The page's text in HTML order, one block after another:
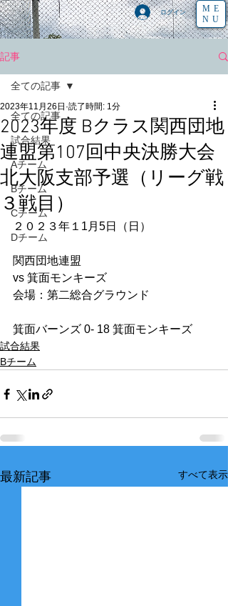
ログイン
ME
NU
記事
全ての記事
試合結果
Aチーム
Bチーム
Cチーム
Dチーム
全ての記事
2023年度 Bクラス関西団地
連盟第107回中央決勝大会
北大阪支部予選（リーグ戦
３戦目）
2023年11月26日 読了時間: 1分
２０２３年１1月5日（日）
関西団地連盟
vs 箕面モンキーズ
会場：第二総合グラウンド
箕面バーンズ 0- 18 箕面モンキーズ
試合結果
Bチーム
最新記事 すべて表示